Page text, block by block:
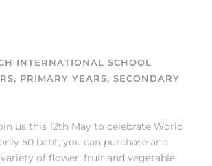
INTERNATIONAL SCHOOL
, PRIMARY YEARS, SECONDARY
us this 12th May to celebrate World
50 baht, you can purchase and
of flower, fruit and vegetable